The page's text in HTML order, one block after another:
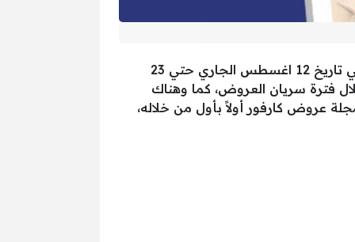
آخر عروض كارفور مصر للاجهزة الكهربائية والأدوات المدرسية والمنزلية بخصومات خيالية، أطلقها هايبر في تاريخ 12 اغسطس الجاري حتي 23
خلال فترة سريان العروض، كما وهناك
عروض كارفور أولاً بأول من خلاله،